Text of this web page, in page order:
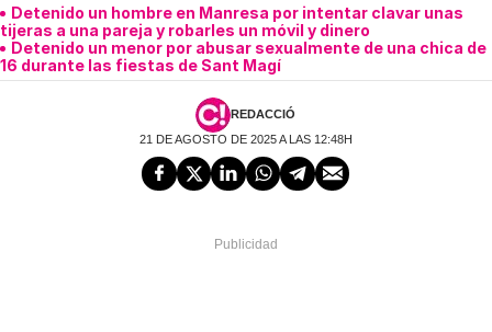
Detenido un hombre en Manresa por intentar clavar unas
tijeras a una pareja y robarles un móvil y dinero
Detenido un menor por abusar sexualmente de una chica de
16 durante las fiestas de Sant Magí
REDACCIÓ
21 DE AGOSTO DE 2025 A LAS 12:48H